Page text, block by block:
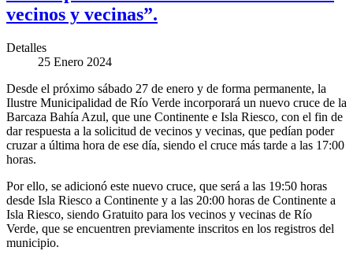
vecinos y vecinas”.
Detalles
25 Enero 2024
Desde el próximo sábado 27 de enero y de forma permanente, la
Ilustre Municipalidad de Río Verde incorporará un nuevo cruce de la
Barcaza Bahía Azul, que une Continente e Isla Riesco, con el fin de
dar respuesta a la solicitud de vecinos y vecinas, que pedían poder
cruzar a última hora de ese día, siendo el cruce más tarde a las 17:00
horas.
Por ello, se adicionó este nuevo cruce, que será a las 19:50 horas
desde Isla Riesco a Continente y a las 20:00 horas de Continente a
Isla Riesco, siendo Gratuito para los vecinos y vecinas de Río
Verde, que se encuentren previamente inscritos en los registros del
municipio.